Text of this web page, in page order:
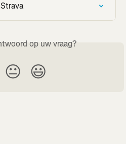
op uw vraag?
😐 😃